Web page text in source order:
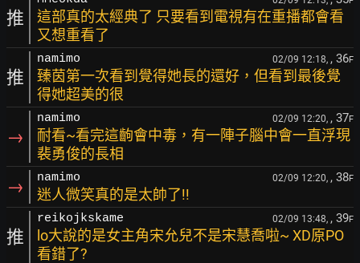
推
這部真的太經典了 只要看到電視有在重播都會看
又想重看了
推
namimo 02/09 12:18, , 36F
臻茵第一次看到覺得她長的還好，但看到最後覺
得她超美的很
→
namimo 02/09 12:20, , 37F
耐看~看完這齣會中毒，有一陣子腦中會一直浮現
裴勇俊的長相
→ namimo 02/09 12:20, , 38F
迷人微笑真的是太帥了!!
推
reikojkskame 02/09 13:48, , 39F
lo大說的是女主角宋允兒不是宋慧喬啦~ XD原PO
看錯了?